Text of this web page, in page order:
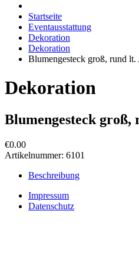
Startseite
Eventausstattung
Dekoration
Dekoration
Blumengesteck groß, rund lt.
Dekoration
Blumengesteck groß,
€0.00
Artikelnummer: 6101
Beschreibung
Impressum
Datenschutz